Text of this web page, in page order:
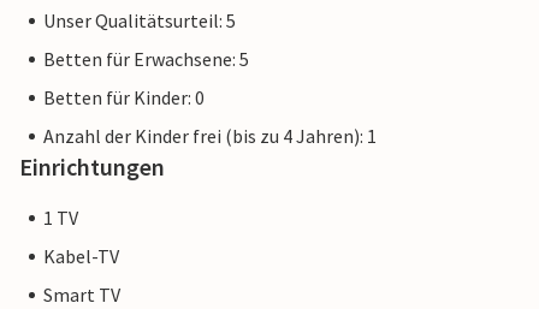
Unser Qualitätsurteil: 5
Betten für Erwachsene: 5
Betten für Kinder: 0
Anzahl der Kinder frei (bis zu 4 Jahren): 1
Einrichtungen
1 TV
Kabel-TV
Smart TV